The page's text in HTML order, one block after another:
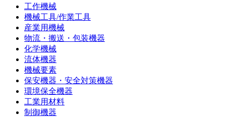
工作機械
機械工具/作業工具
産業用機械
物流・搬送・包装機器
化学機械
流体機器
機械要素
保安機器・安全対策機器
環境保全機器
工業用材料
制御機器